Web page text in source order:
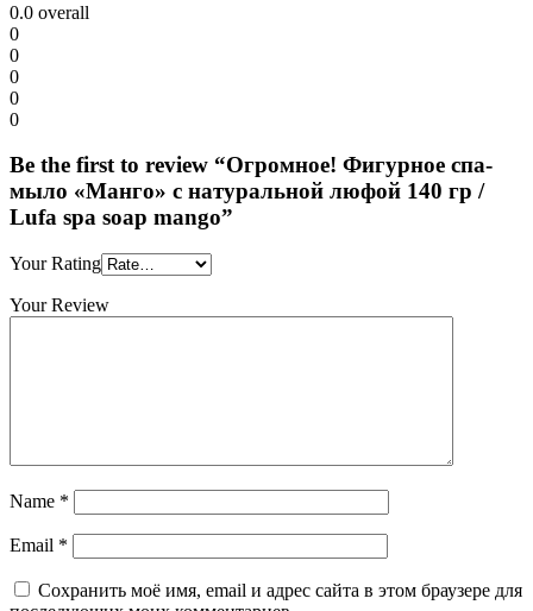
0.0 overall
0
0
0
0
0
Be the first to review “Огромное! Фигурное спа-
мыло «Манго» c натуральной люфой 140 гр /
Lufa spa soap mango”
Your Rating
Your Review
Name *
Email *
Сохранить моё имя, email и адрес сайта в этом браузере для